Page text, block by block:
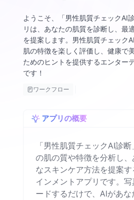
n
o
ようこそ、「男性肌質チェックAI
リは、あなたの肌質を診断し、最
を提案します。男性肌質チェック
肌の特徴を楽しく評価し、健康で
ためのヒントを提供するエンター
です！
ワークフロー
アプリの概要
「男性肌質チェックAI診
の肌の質や特徴を分析し
なスキンケア方法を提案
インメントアプリです。写
ードするだけで、AIがあ